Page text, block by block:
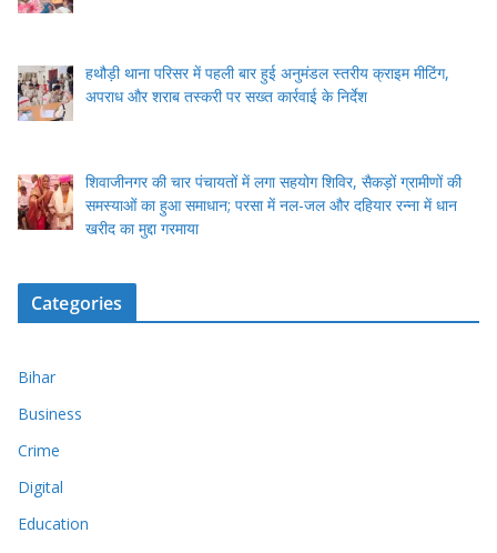
हथौड़ी थाना परिसर में पहली बार हुई अनुमंडल स्तरीय क्राइम मीटिंग,
अपराध और शराब तस्करी पर सख्त कार्रवाई के निर्देश
शिवाजीनगर की चार पंचायतों में लगा सहयोग शिविर, सैकड़ों ग्रामीणों की
समस्याओं का हुआ समाधान; परसा में नल-जल और दहियार रन्ना में धान
खरीद का मुद्दा गरमाया
Categories
Bihar
Business
Crime
Digital
Education